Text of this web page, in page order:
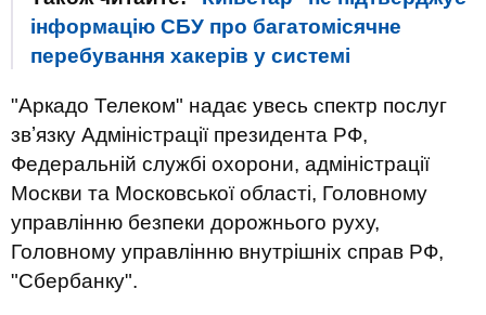
інформацію СБУ про багатомісячне
перебування хакерів у системі
"Аркадо Телеком" надає увесь спектр послуг
звʼязку Адміністрації президента РФ,
Федеральній службі охорони, адміністрації
Москви та Московської області, Головному
управлінню безпеки дорожнього руху,
Головному управлінню внутрішніх справ РФ,
"Сбербанку".